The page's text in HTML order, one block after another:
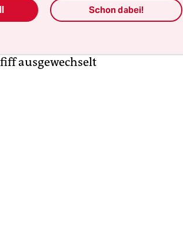
Außenminister
ausgewechselt
Schon dabei!